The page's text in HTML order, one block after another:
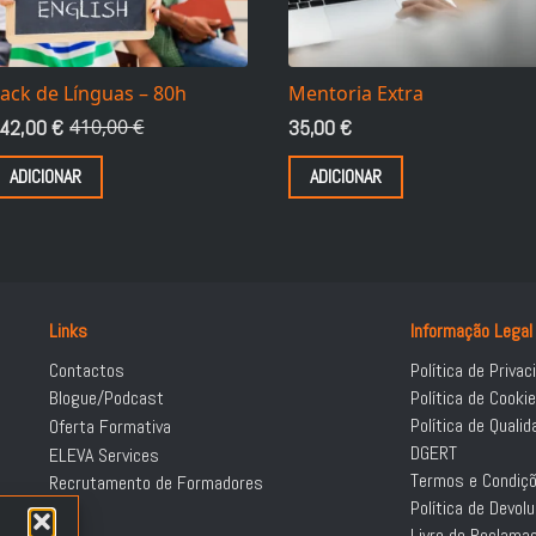
de Línguas – 80h
410,00€
original
€
atual
ADICIONAR
Mentoria Extra
35,00€
ADICIONAR
Links
Contactos
Blogue/Podcast
Oferta Formativa
ELEVA Services
Recrutamento de Formadores
Informação Legal
Política de
Política de
Política de
DGERT
Termos e
Política de